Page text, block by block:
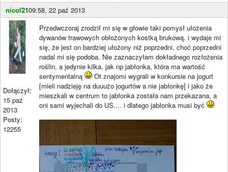
nicol2109:58, 22 paź 2013
Dołączył:
15 paź
2013
Posty:
12255
Przedwczoraj zrodził mi się w głowie taki pomysł ułożenia
dywanów trawowych obłożonych kostką brukową. i wydaje mi
się, że jest on bardziej ułożony niż poprzedni, choć poprzedni
nadal mi się podoba. Nie zaznaczyłam dokładnego rozłożenia
roślin, a jedynie kilka. jak np jabłonka, która ma wartość
sentymentalną
Ot znajomi wygrali w konkursie na jogurt
[mieli nadzieję na duuużo jogurtów a nie jabłonkę] i jako że
mieszkali w centrum to jabłonka została nam przekazana, a
oni sami wyjechali do US.... i dlatego jabłonka musi być